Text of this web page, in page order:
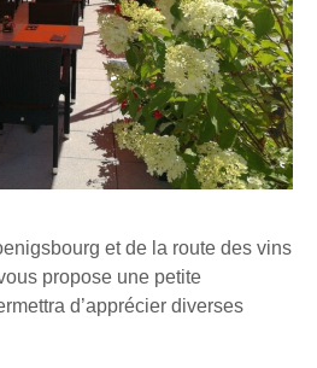
et de la route des vins
propose une petite
d’apprécier diverses